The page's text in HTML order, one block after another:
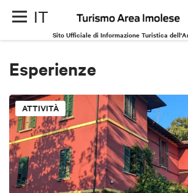
IT
Sito Ufficiale di Informazione Turistica
Esperienze
ATTIVITÀ